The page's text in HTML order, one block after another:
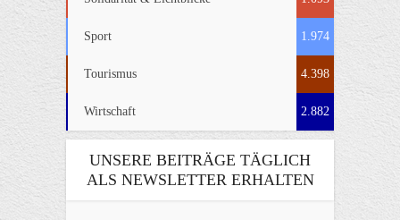
Sport 1.974
Tourismus 4.398
Wirtschaft 2.882
UNSERE BEITRÄGE TÄGLICH
ALS NEWSLETTER ERHALTEN